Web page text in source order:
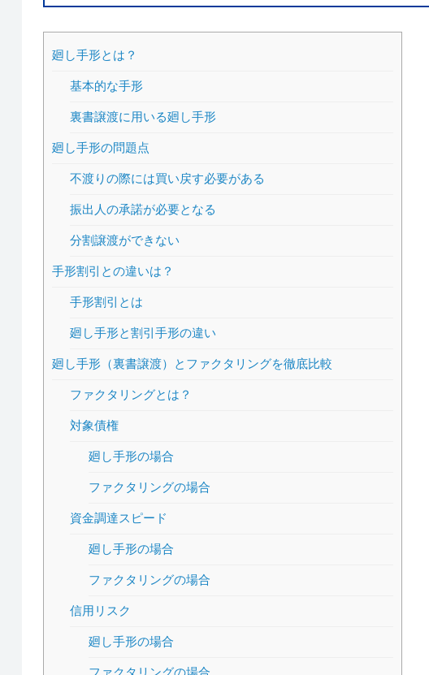
廻し手形とは？
基本的な手形
裏書譲渡に用いる廻し手形
廻し手形の問題点
不渡りの際には買い戻す必要がある
振出人の承諾が必要となる
分割譲渡ができない
手形割引との違いは？
手形割引とは
廻し手形と割引手形の違い
廻し手形（裏書譲渡）とファクタリングを徹底比較
ファクタリングとは？
対象債権
廻し手形の場合
ファクタリングの場合
資金調達スピード
廻し手形の場合
ファクタリングの場合
信用リスク
廻し手形の場合
ファクタリングの場合